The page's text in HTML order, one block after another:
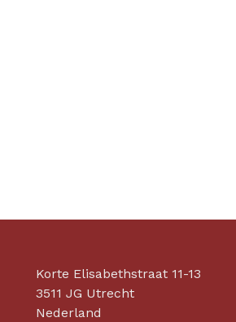
Korte Elisabethstraat 11-13
3511 JG Utrecht
Nederland